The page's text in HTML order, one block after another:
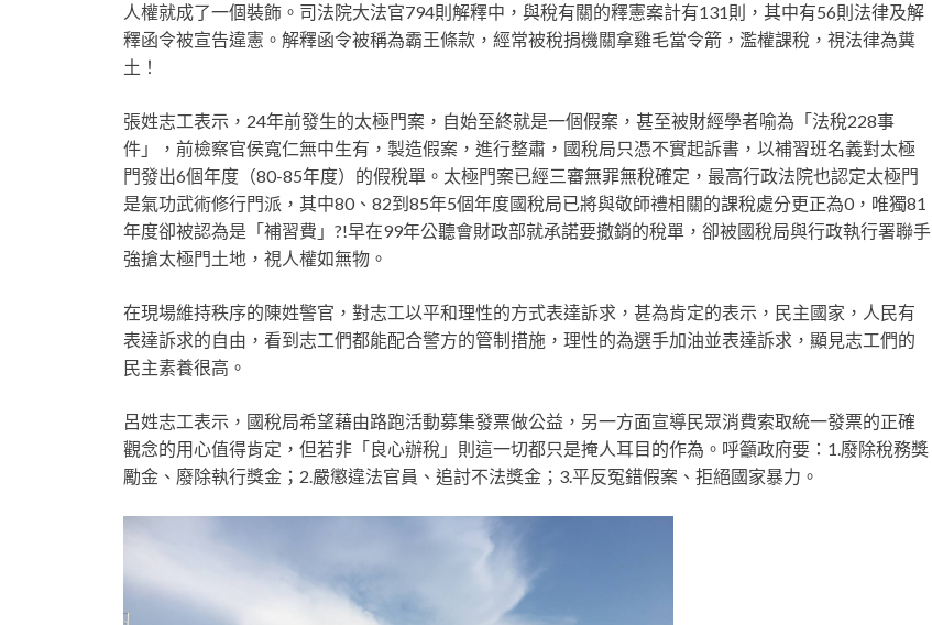
人權就成了一個裝飾。司法院大法官794則解釋中，與稅有關的釋憲案計有131則，其中有56則法律及解
釋函令被宣告違憲。解釋函令被稱為霸王條款，經常被稅捐機關拿雞毛當令箭，濫權課稅，視法律為糞
土！
張姓志工表示，24年前發生的太極門案，自始至終就是一個假案，甚至被財經學者喻為「法稅228事
件」，前檢察官侯寬仁無中生有，製造假案，進行整肅，國稅局只憑不實起訴書，以補習班名義對太極
門發出6個年度（80-85年度）的假稅單。太極門案已經三審無罪無稅確定，最高行政法院也認定太極門
是氣功武術修行門派，其中80、82到85年5個年度國稅局已將與敬師禮相關的課稅處分更正為0，唯獨81
年度卻被認為是「補習費」?!早在99年公聽會財政部就承諾要撤銷的稅單，卻被國稅局與行政執行署聯手
強搶太極門土地，視人權如無物。
在現場維持秩序的陳姓警官，對志工以平和理性的方式表達訴求，甚為肯定的表示，民主國家，人民有
表達訴求的自由，看到志工們都能配合警方的管制措施，理性的為選手加油並表達訴求，顯見志工們的
民主素養很高。
呂姓志工表示，國稅局希望藉由路跑活動募集發票做公益，另一方面宣導民眾消費索取統一發票的正確
觀念的用心值得肯定，但若非「良心辦稅」則這一切都只是掩人耳目的作為。呼籲政府要：1.廢除稅務獎
勵金、廢除執行獎金；2.嚴懲違法官員、追討不法獎金；3.平反冤錯假案、拒絕國家暴力。